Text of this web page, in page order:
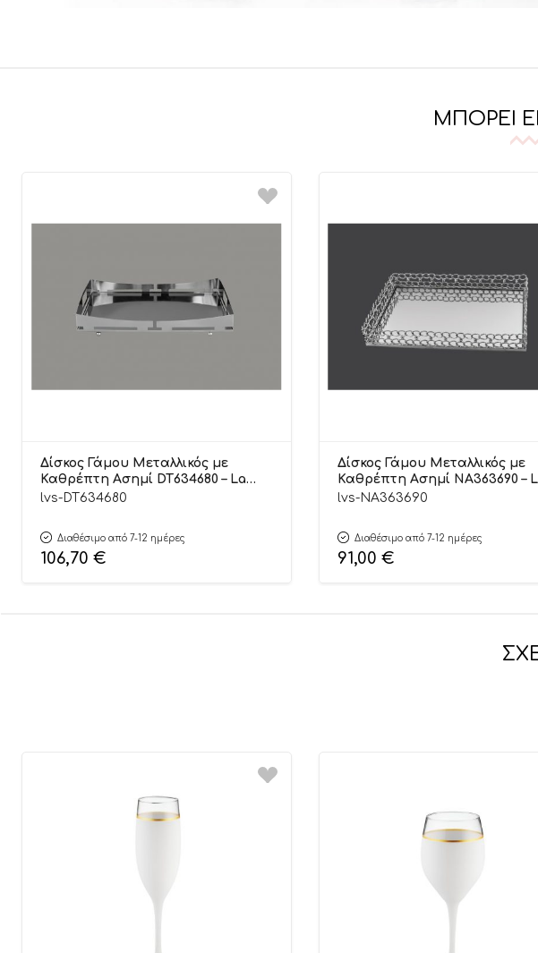
ΜΠΟΡΕΊ
Δίσκος Γάμου Μεταλλικός με
Καθρέπτη Ασημί DT634680 – La
Vista
lvs-DT634680
Διαθέσιμο από 7-12 ημέρες
106,70 €
Δίσκος Γάμου Μεταλλικός με
Καθρέπτη Ασημί NA363690 –
Vista
lvs-NA363690
Διαθέσιμο από 7-12 ημέρες
91,00 €